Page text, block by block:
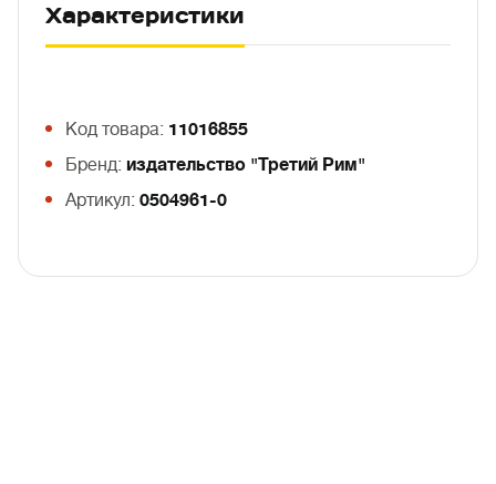
Характеристики
Код товара: 11016855
Бренд: издательство "Третий Рим"
Артикул: 0504961-0